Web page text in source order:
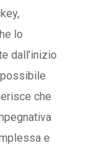
lo
dall’inizio
che
e